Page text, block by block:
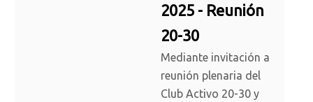
2025 - Reunión
20-30
Mediante invitación a
reunión plenaria del
Club Activo 20-30 y